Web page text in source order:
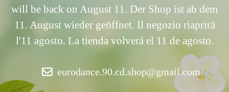
will be back on August 11. Der Shop ist ab dem
11. August wieder geöffnet. Il negozio riaprirà
l'11 agosto. La tienda volverá el 11 de agosto.
eurodance.90.cd.shop@gmail.com